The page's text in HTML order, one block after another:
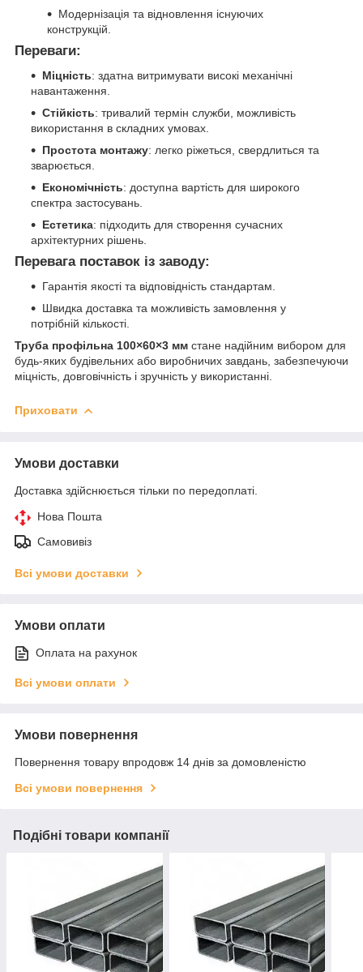
Модернізація та відновлення існуючих
конструкцій.
Переваги:
Міцність: здатна витримувати високі механічні
навантаження.
Стійкість: тривалий термін служби, можливість
використання в складних умовах.
Простота монтажу: легко ріжеться, свердлиться та
зварюється.
Економічність: доступна вартість для широкого
спектра застосувань.
Естетика: підходить для створення сучасних
архітектурних рішень.
Перевага поставок із заводу:
Гарантія якості та відповідність стандартам.
Швидка доставка та можливість замовлення у
потрібній кількості.
Труба профільна 100×60×3 мм стане надійним вибором для
будь-яких будівельних або виробничих завдань, забезпечуючи
міцність, довговічність і зручність у використанні.
Приховати
Умови доставки
Доставка здійснюється тільки по передоплаті.
Нова Пошта
Самовивіз
Всі умови доставки
Умови оплати
Оплата на рахунок
Всі умови оплати
Умови повернення
Повернення товару впродовж 14 днів за домовленістю
Всі умови повернення
Подібні товари компанії